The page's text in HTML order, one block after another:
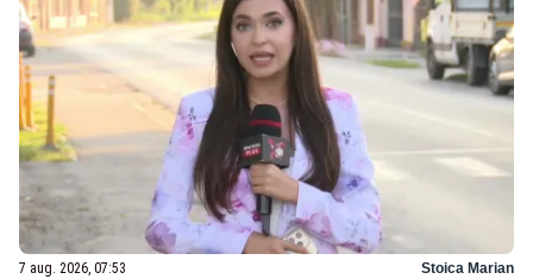
7 aug. 2026, 07:53 Stoica Marian